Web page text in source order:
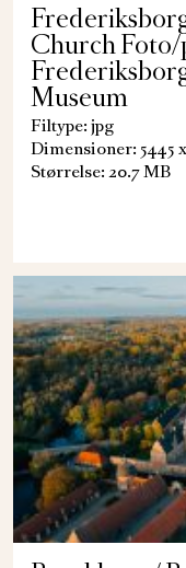
Church
Museum
Filtype: jpg
Dimensioner: 5445
Størrelse: 20.7 MB